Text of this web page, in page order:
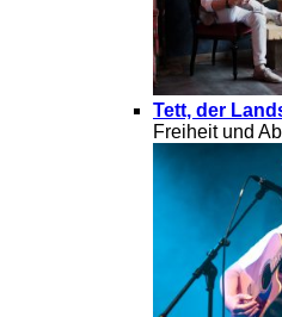
Tett, der
Freiheit und